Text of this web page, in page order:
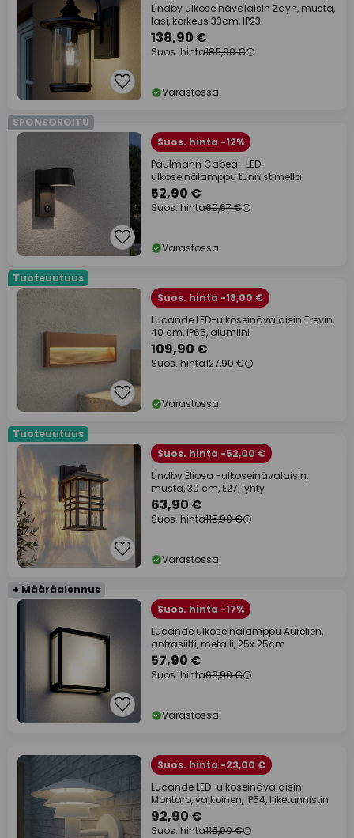
Lindby ulkoseinävalaisin Zayn, musta,
lasi, korkeus 33cm, IP23
138,90 €
Suos. hinta185,90 €
Varastossa
SPONSOROITU
Suos. hinta -12%
Paulmann Capea -LED-
ulkoseinälamppu tunnistimella
52,90 €
Suos. hinta60,67 €
Varastossa
Tuoteuutuus
Suos. hinta -18,00 €
Lucande LED-ulkoseinävalaisin Trevin,
40 cm, IP65, alumiini
109,90 €
Suos. hinta127,90 €
Varastossa
Tuoteuutuus
Suos. hinta -52,00 €
Lindby Eliosa -ulkoseinävalaisin,
musta, 30 cm, E27, lyhty
63,90 €
Suos. hinta115,90 €
Varastossa
+ Määräalennus
Suos. hinta -17%
Lucande ulkoseinälamppu Aurelien,
antrasiitti, metalli, 25x 25cm
57,90 €
Suos. hinta69,90 €
Varastossa
Suos. hinta -23,00 €
Lucande LED-ulkoseinävalaisin
Montaro, valkoinen, IP54, liiketunnistin
92,90 €
Suos. hinta115,90 €